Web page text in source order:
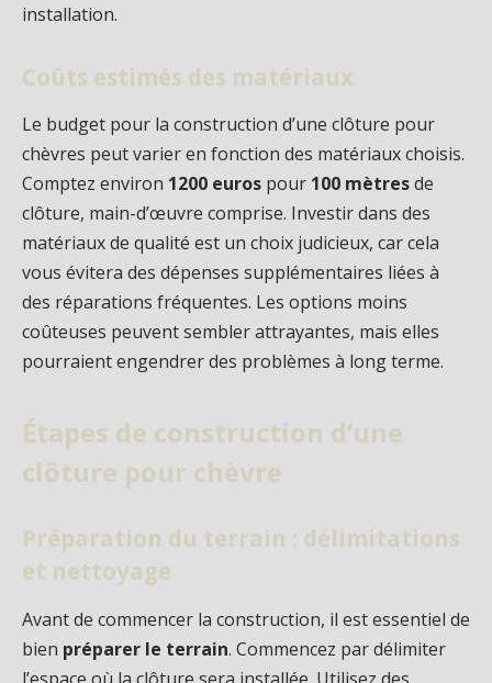
installation.
Coûts estimés des matériaux
Le budget pour la construction d’une clôture pour
chèvres peut varier en fonction des matériaux choisis.
Comptez environ 1200 euros pour 100 mètresde
clôture, main-d’œuvre comprise. Investir dans des
matériaux de qualité est un choix judicieux, car cela
vous évitera des dépenses supplémentaires liées à
des réparations fréquentes. Les options moins
coûteuses peuvent sembler attrayantes, mais elles
pourraient engendrer des problèmes à long terme.
Étapes de construction d’une
clôture pour chèvre
Préparation du terrain : délimitations
et nettoyage
Avant de commencer la construction, il est essentiel de
bien préparer le terrain. Commencez par délimiter